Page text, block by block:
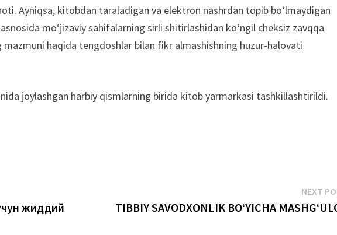
Ayniqsa, kitobdan taraladigan va elektron nashrdan topib boʻlmaydigan
moʻjizaviy sahifalarning sirli shitirlashidan koʻngil cheksiz zavqqa
haqida tengdoshlar bilan fikr almashishning huzur-halovati
joylashgan harbiy qismlarning birida kitob yarmarkasi tashkillashtirildi.
жиддий
NEXT
TIBBIY SAVODXONLIK BOʻYICHA